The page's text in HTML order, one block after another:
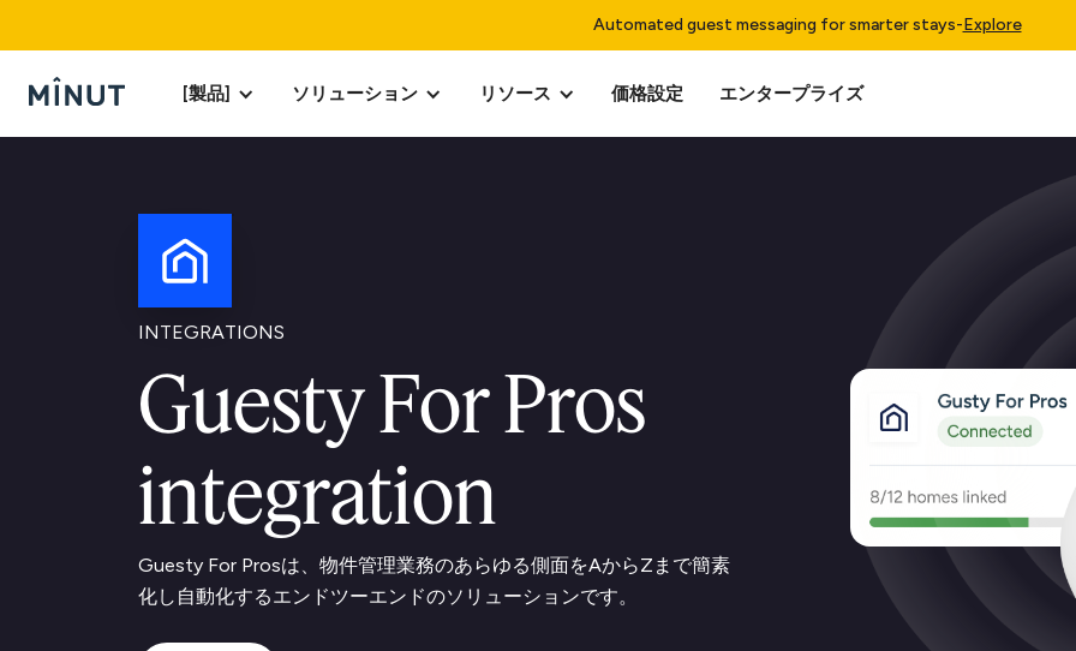
Automated guest messaging for smarter stays-Explore
[製品] ソリューション リソース 価格設定 エンタープライズ
INTEGRATIONS
Guesty For Pros
integration
Guesty For Prosは、物件管理業務のあらゆる側面をAからZまで簡素
化し自動化するエンドツーエンドのソリューションです。